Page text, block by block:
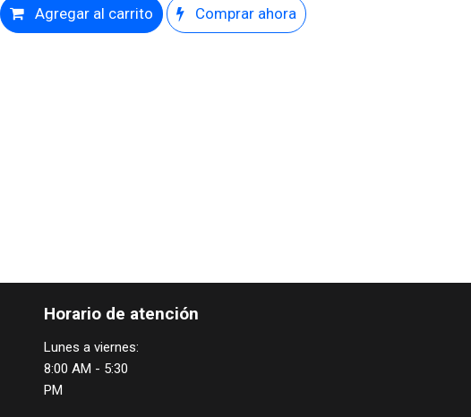
Agregar al carrito Comprar ahora
Horario de atención
Lunes a viernes:
8:00 AM - 5:30
PM